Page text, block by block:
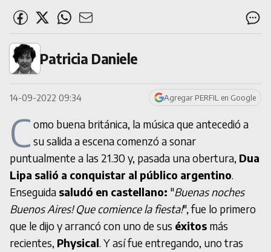
Patricia Daniele
14-09-2022 09:34 Agregar PERFIL en Google
C omo buena británica, la música que antecedió a
su salida a escena comenzó a sonar
puntualmente a las 21.30 y, pasada una obertura, Dua
Lipa salió a conquistar al público argentino.
Enseguida saludó en castellano: "Buenas noches
Buenos Aires! Que comience la fiesta!", fue lo primero
que le dijo y arrancó con uno de sus éxitos más
recientes, Physical. Y así fue entregando, uno tras